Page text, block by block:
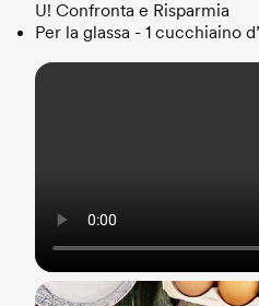
U! Confronta e Risparmia
Per la glassa - 1 cucchiaino